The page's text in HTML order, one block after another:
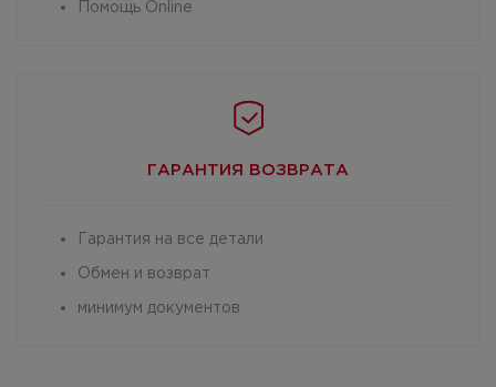
Помощь Online
ГАРАНТИЯ ВОЗВРАТА
Гарантия на все детали
Обмен и возврат
минимум документов